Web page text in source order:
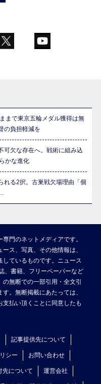
まで東京五輪メダル獲得は無
の負担軽減を
可欠な存在へ。戦術に組み込
かな進化
れる2択。古巣戦欠場理由「個
門のネットメディアです。
ス、写真、その他情報は、
ているものです。ニュース
、書籍、フリーペーパーなど
無断での一部引用・全文引
。無断掲載にあたっては、
払い頂くことに同意したも
記事提供先について
シー お問い合わせ
先について 運営会社